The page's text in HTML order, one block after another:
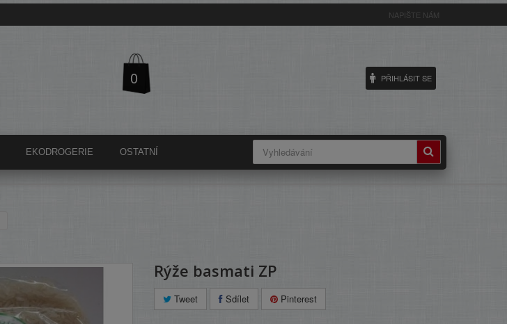
NAPIŠTE NÁM
0 PŘIHLÁSIT SE
EKODROGERIE OSTATNÍ
Rýže basmati ZP
Tweet Sdílet Pinterest